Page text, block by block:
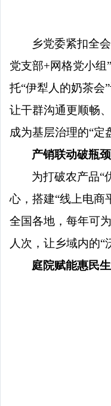
乡党委紧扣全
党支部+网格党小组
托“伊犁人的奶茶会
让干群沟通更顺畅
成为基层治理的“定
产销联动破瓶颈
为打破农产品“
心，搭建“线上电商
全国各地，每年可
人次，让乡域内的“
庭院赋能惠民生